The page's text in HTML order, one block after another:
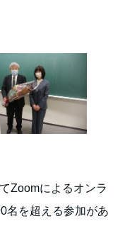
Zoomによるオンラ
名を超える参加があ